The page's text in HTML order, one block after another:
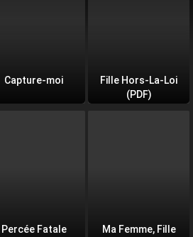
Capture-moi
Fille Hors-La-Loi
(PDF)
Percée Fatale Ma Femme, Fille